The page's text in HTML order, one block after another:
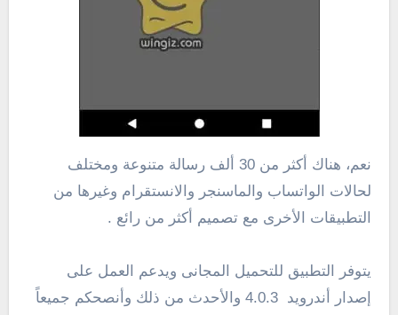
نعم، هناك أكثر من 30 ألف رسالة متنوعة ومختلف
لحالات الواتساب والماسنجر والانستقرام وغيرها من
التطبيقات الأخرى مع تصميم أكثر من رائع .
يتوفر التطبيق للتحميل المجانى ويدعم العمل على
إصدار أندرويد 4.0.3 والأحدث من ذلك وأنصحكم جميعاً